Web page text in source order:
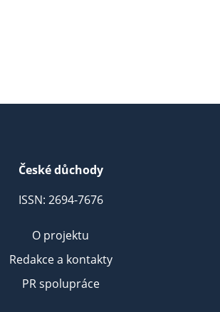
České důchody
ISSN: 2694-7676
O projektu
Redakce a kontakty
PR spolupráce